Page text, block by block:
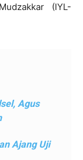
(IYL-
Agus
Ajang Uji